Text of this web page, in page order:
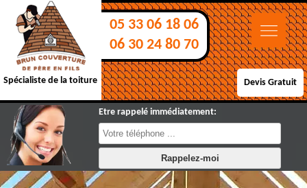
Spécialiste de la toiture
05 33 06 18 06
06 30 24 80 70
Devis Gratuit
Etre rappelé immédiatement: